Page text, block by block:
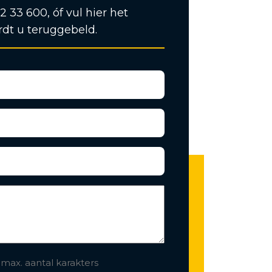
33 600, óf vul hier het
u teruggebeld.
aantal karakters